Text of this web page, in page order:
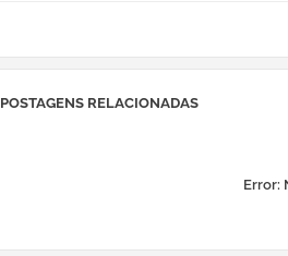
POSTAGENS RELACIONADAS
Error: